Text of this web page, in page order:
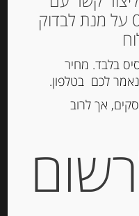
דבש וממרחים
החנות ב 03-5757901 על מנת לבדוק
בלבד. מחיר
לכם בטלפון.
תוך 2 ימי עסקים, אך לרוב